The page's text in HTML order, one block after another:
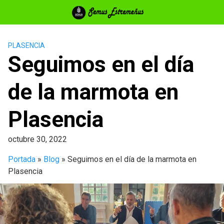
PLASENCIA
Seguimos en el día
de la marmota en
Plasencia
octubre 30, 2022
Portada » Blog » Seguimos en el día de la marmota en
Plasencia